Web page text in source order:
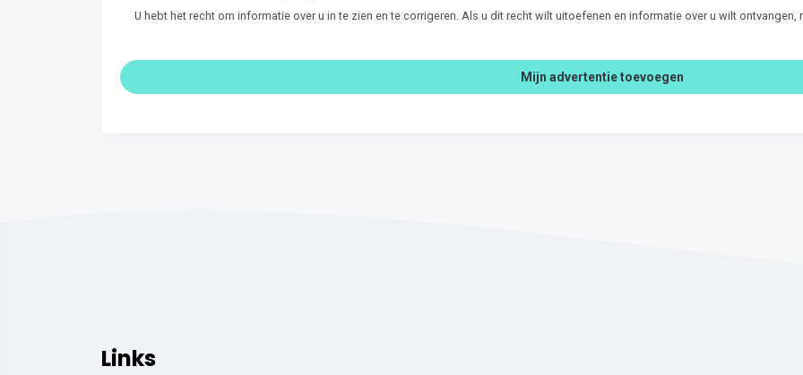
U hebt het recht om informatie over u in te zien en te corrigeren. Als u dit recht wilt uitoefenen en informatie over u wilt
Mijn advertentie toevoegen
Links